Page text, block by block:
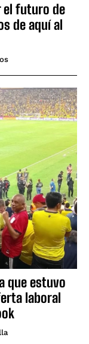
el futuro de
de aquí al
que estuvo
laboral